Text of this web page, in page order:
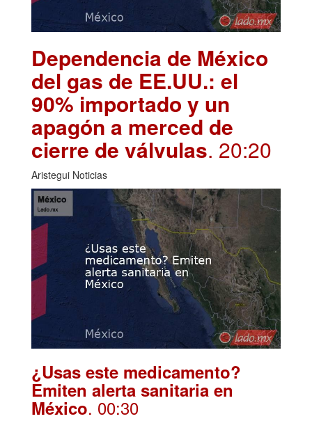
Dependencia de México
del gas de EE.UU.: el
90% importado y un
apagón a merced de
cierre de válvulas. 20:20
Aristegui Noticias
¿Usas este medicamento?
Emiten alerta sanitaria en
México. 00:30